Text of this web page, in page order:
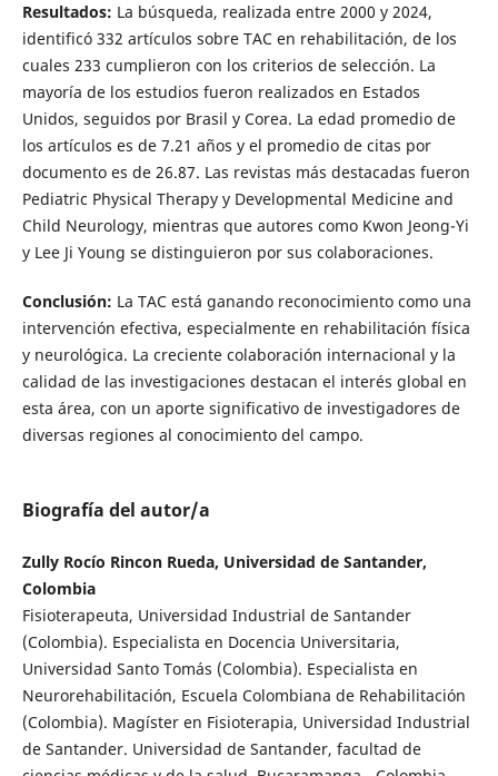
Resultados: La búsqueda, realizada entre 2000 y 2024,
identificó 332 artículos sobre TAC en rehabilitación, de los
cuales 233 cumplieron con los criterios de selección. La
mayoría de los estudios fueron realizados en Estados
Unidos, seguidos por Brasil y Corea. La edad promedio de
los artículos es de 7.21 años y el promedio de citas por
documento es de 26.87. Las revistas más destacadas fueron
Pediatric Physical Therapy y Developmental Medicine and
Child Neurology, mientras que autores como Kwon Jeong-Yi
y Lee Ji Young se distinguieron por sus colaboraciones.
Conclusión: La TAC está ganando reconocimiento como una
intervención efectiva, especialmente en rehabilitación física
y neurológica. La creciente colaboración internacional y la
calidad de las investigaciones destacan el interés global en
esta área, con un aporte significativo de investigadores de
diversas regiones al conocimiento del campo.
Biografía del autor/a
Zully Rocío Rincon Rueda, Universidad de Santander,
Colombia
Fisioterapeuta, Universidad Industrial de Santander
(Colombia). Especialista en Docencia Universitaria,
Universidad Santo Tomás (Colombia). Especialista en
Neurorehabilitación, Escuela Colombiana de Rehabilitación
(Colombia). Magíster en Fisioterapia, Universidad Industrial
de Santander. Universidad de Santander, facultad de